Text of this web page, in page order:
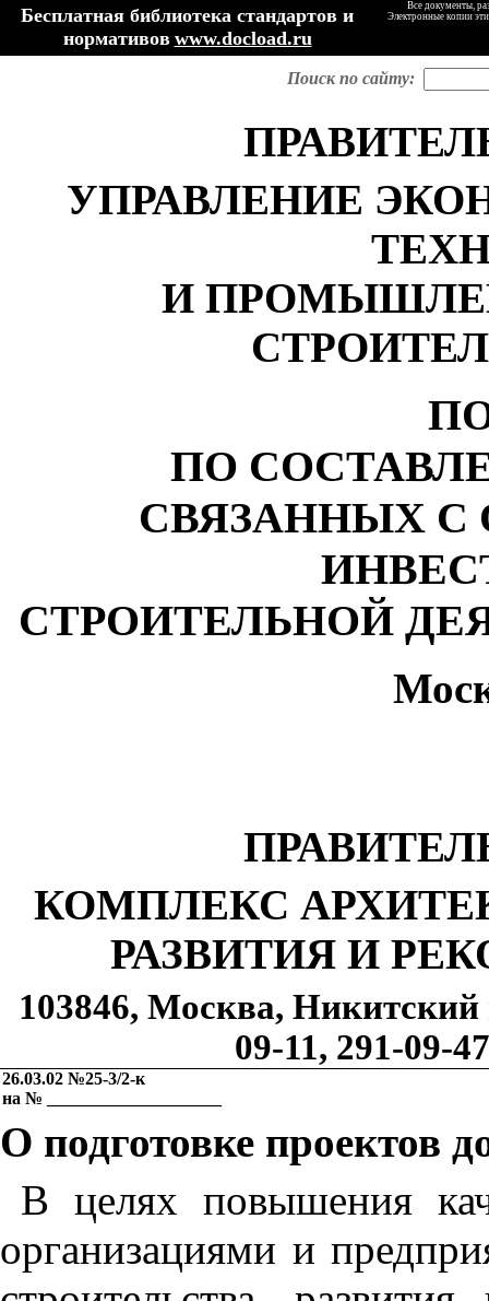
Бесплатная библиотека стандартов и
нормативов www.docload.ru
Все документы,
Электронные копии
Поиск по сайту:
УПРАВЛЕНИЕ
И
ПО
СВЯЗАННЫХ
СТРОИТЕЛЬНОЙ
КОМПЛЕКС
РАЗВИТИЯ И
103846, Москва, Никитский
09-11, 291-09-
26.03.02 №25-3/2-к
на № ____________________
О подготовке проектов
В целях повышения
организациями и